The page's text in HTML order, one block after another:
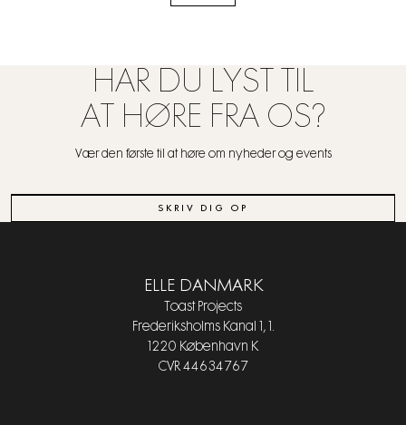
HAR DU LYST TIL
AT HØRE FRA OS?
Vær den første til at høre om nyheder og events
SKRIV DIG OP
ELLE DANMARK
Toast Projects
Frederiksholms Kanal 1, 1.
1220 København K
CVR 44634767